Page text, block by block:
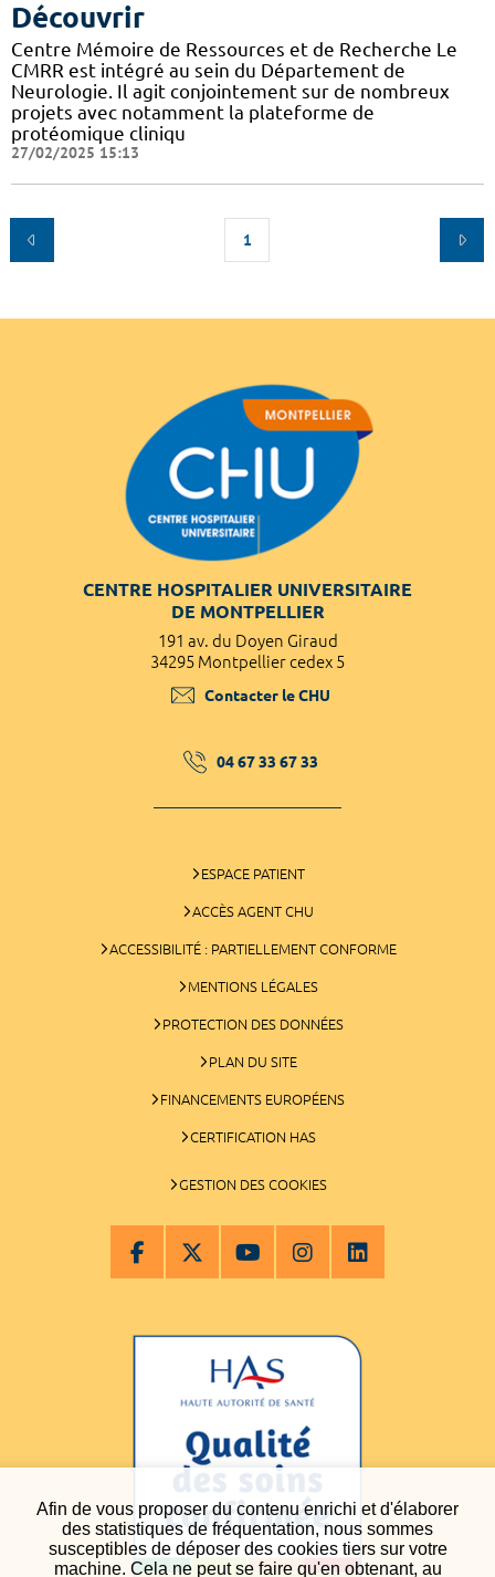
Afin de vous proposer du contenu enrichi et d'élaborer
des statistiques de fréquentation, nous sommes
susceptibles de déposer des cookies tiers sur votre
machine. Cela ne peut se faire qu'en obtenant, au
Découvrir
Centre Mémoire de Ressources et de Recherche Le
CMRR est intégré au sein du Département de
Neurologie. Il agit conjointement sur de nombreux
projets avec notamment la plateforme de
protéomique cliniqu
27/02/2025 15:13
1
CENTRE HOSPITALIER UNIVERSITAIRE
DE MONTPELLIER
191 av. du Doyen Giraud
34295 Montpellier cedex 5
Contacter le CHU
04 67 33 67 33
ESPACE PATIENT
ACCÈS AGENT CHU
ACCESSIBILITÉ : PARTIELLEMENT CONFORME
MENTIONS LÉGALES
PROTECTION DES DONNÉES
PLAN DU SITE
FINANCEMENTS EUROPÉENS
CERTIFICATION HAS
GESTION DES COOKIES